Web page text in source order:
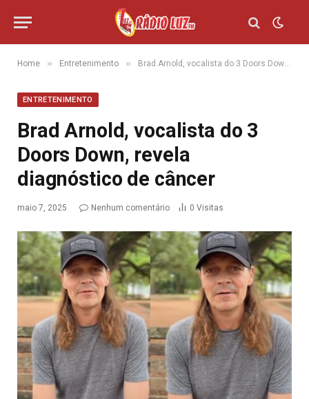
Home » Entretenimento » Brad Arnold, vocalista do 3 Doors Down, revela diagnóstico de câncer
ENTRETENIMENTO
Brad Arnold, vocalista do 3
Doors Down, revela
diagnóstico de câncer
maio 7, 2025 Nenhum comentário 0 Visitas